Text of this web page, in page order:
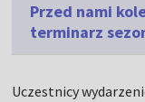
Przed nami
terminarz
Uczestnicy